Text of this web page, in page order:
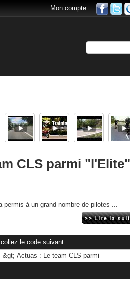
Mon compte
CLS parmi "l'Elite"
à un grand nombre de pilotes ...
le code suivant :